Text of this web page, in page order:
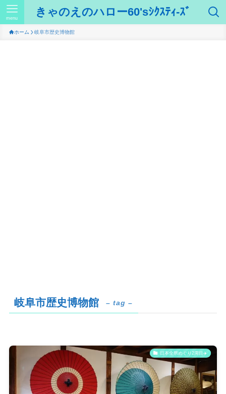
きゃのえのハロー60'sｼｸｽﾃｨ-ｽﾞ
menu
ホーム 岐阜市歴史博物館
岐阜市歴史博物館 – tag –
日本全県めぐり2周目✈️